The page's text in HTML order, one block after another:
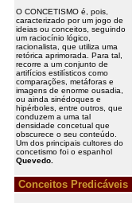
O CONCETISMO é, pois,
caracterizado por um jogo de
ideias ou conceitos, seguindo
um raciocínio lógico,
racionalista, que utiliza uma
retórica aprimorada. Para tal,
recorre a um conjunto de
artifícios estilísticos como
comparações, metáforas e
imagens de enorme ousadia,
ou ainda sinédoques e
hipérboles, entre outros, que
conduzem a uma tal
densidade concetual que
obscurece o seu conteúdo.
Um dos principais cultores do
concetismo foi o espanhol
Quevedo.
Conceitos Predicáveis